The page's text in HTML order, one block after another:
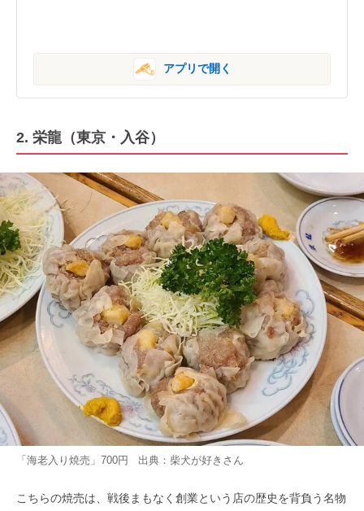
アプリで開く
2. 栄龍（東京・入谷）
「海老入り焼売」700円 出典： 柴犬が好き さん
こちらの焼売は、戦後まもなく創業という店の歴史を背負う名物